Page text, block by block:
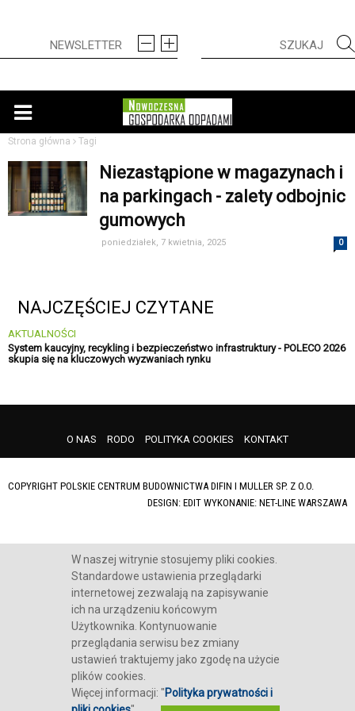
W naszej witrynie stosujemy pliki cookies.
Standardowe ustawienia przeglądarki
internetowej zezwalają na zapisywanie
ich na urządzeniu końcowym
Użytkownika. Kontynuowanie
przeglądania serwisu bez zmiany
ustawień traktujemy jako zgodę na użycie
plików cookies.
Więcej informacji: "Polityka prywatności i
Strona główna Tagi
Niezastąpione w magazynach i
na parkingach - zalety odbojnic
gumowych
poniedziałek, 7 kwietnia, 2025 0
NAJCZĘŚCIEJ CZYTANE
AKTUALNOŚCI
System kaucyjny, recykling i bezpieczeństwo infrastruktury - POLECO 2026
skupia się na kluczowych wyzwaniach rynku
O NAS RODO POLITYKA COOKIES KONTAKT
COPYRIGHT POLSKIE CENTRUM BUDOWNICTWA DIFIN I MULLER SP. Z O.O.
DESIGN: EDIT WYKONANIE: NET-LINE WARSZAWA